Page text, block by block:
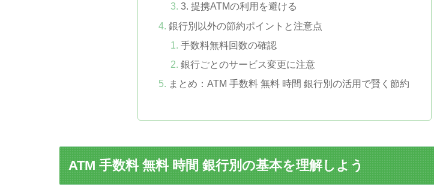
3. 提携ATMの利用を避ける
銀行別以外の節約ポイントと注意点
手数料無料回数の確認
銀行ごとのサービス変更に注意
まとめ：ATM 手数料 無料 時間 銀行別の活用で賢く節約
ATM 手数料 無料 時間 銀行別の基本を理解しよう